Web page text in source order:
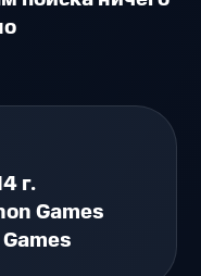
г.
Games